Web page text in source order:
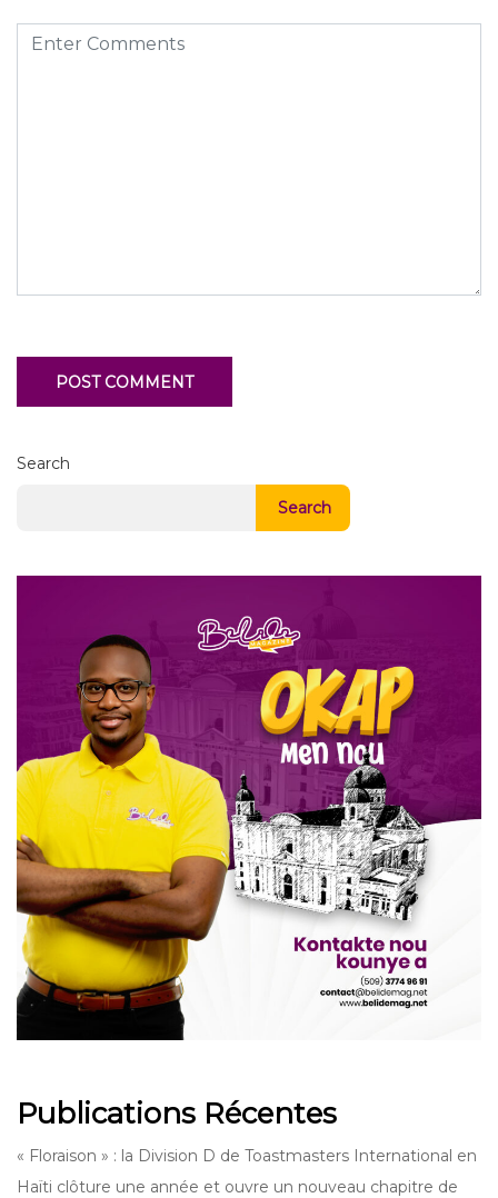
Search
Search
Publications Récentes
« Floraison » : la Division D de Toastmasters International en
Haïti clôture une année et ouvre un nouveau chapitre de